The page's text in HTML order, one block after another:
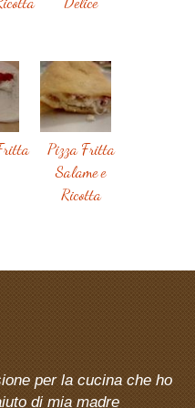
Pizza Fritta
Salame e
Ricotta
per la cucina che ho
di mia madre